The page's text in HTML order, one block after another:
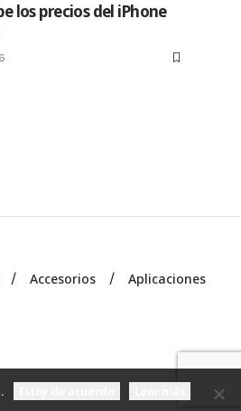
los precios del iPhone
Accesorios
Aplicaciones